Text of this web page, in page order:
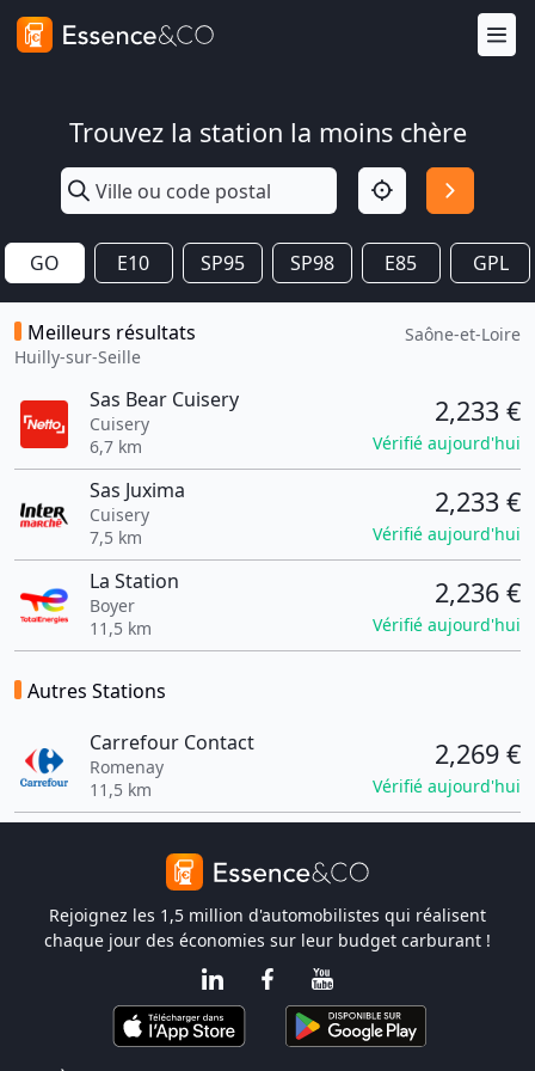
Trouvez la station la moins chère
GO E10 SP95 SP98 E85 GPL
Meilleurs résultats
Huilly-sur-Seille
Saône-et-Loire
Sas Bear Cuisery
Cuisery
6,7 km
2,233 €
Vérifié aujourd'hui
Sas Juxima
Cuisery
7,5 km
2,233 €
Vérifié aujourd'hui
La Station
Boyer
11,5 km
2,236 €
Vérifié aujourd'hui
Autres Stations
Carrefour Contact
Romenay
11,5 km
2,269 €
Vérifié aujourd'hui
Rejoignez les 1,5 million d'automobilistes qui réalisent
chaque jour des économies sur leur budget carburant !